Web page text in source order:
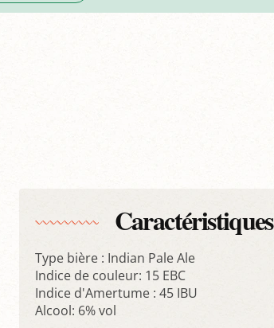
Caractéristiques
Type bière : Indian Pale Ale
Indice de couleur: 15 EBC
Indice d'Amertume : 45 IBU
Alcool: 6% vol